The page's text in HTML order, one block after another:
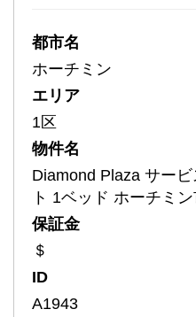
都市名
ホーチミン
エリア
1区
物件名
Diamond Plaza サー
ト 1ベッド ホーチミ
保証金
＄
ID
A1943